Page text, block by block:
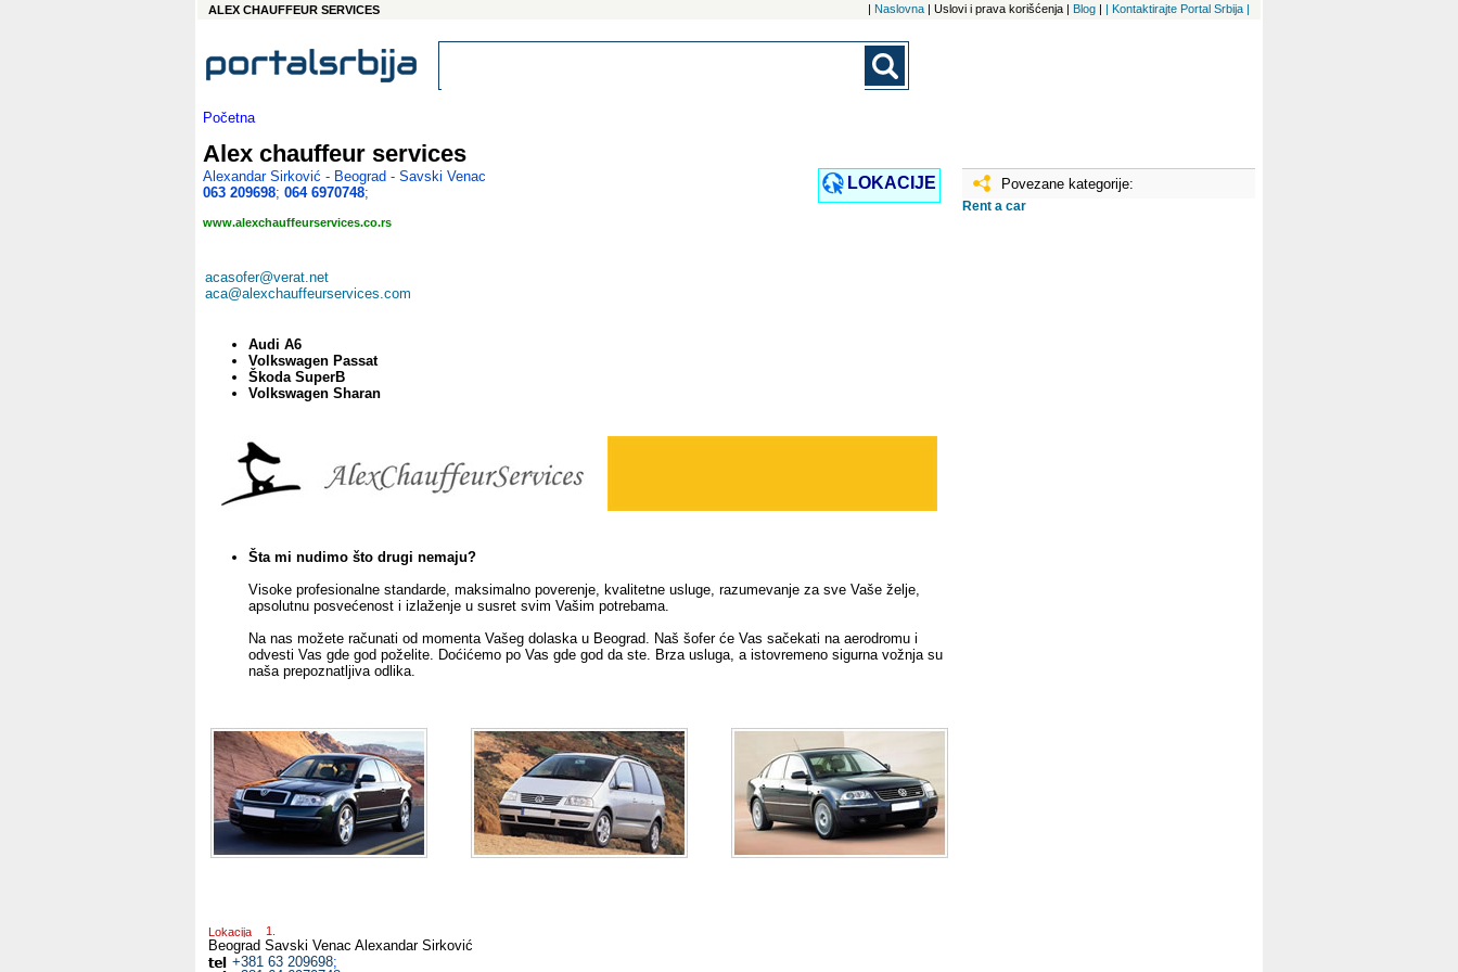
ALEX CHAUFFEUR SERVICES | Naslovna | Uslovi i prava korišćenja | Blog | | Kontaktirajte Portal Srbija |
Početna
Alex chauffeur services
acasofer@verat.net
aca@alexchauffeurservices.com
Audi A6
Volkswagen Passat
Škoda SuperB
Volkswagen Sharan
Šta mi nudimo što drugi nemaju?
Visoke profesionalne standarde, maksimalno poverenje, kvalitetne usluge, razumevanje za sve Vaše želje,
apsolutnu posvećenost i izlaženje u susret svim Vašim potrebama.
Na nas možete računati od momenta Vašeg dolaska u Beograd. Naš šofer će Vas sačekati na aerodromu i
odvesti Vas gde god poželite. Doćićemo po Vas gde god da ste. Brza usluga, a istovremeno sigurna vožnja su
naša prepoznatljiva odlika.
Alexandar Sirković - Beograd - Savski Venac
063 209698; 064 6970748;
LOKACIJE
www.alexchauffeurservices.co.rs
Lokacija
Beograd Savski Venac Alexandar Sirković
+381 63 209698;
Povezane kategorije:
Rent a car